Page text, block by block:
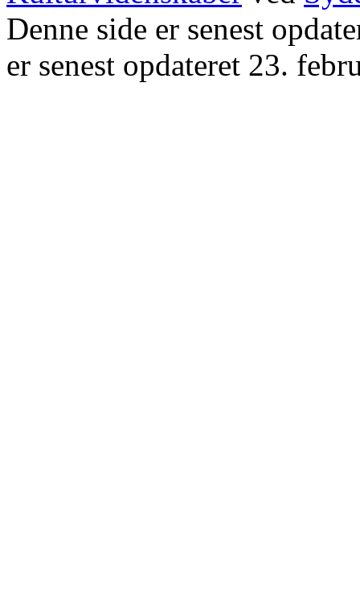
Denne side er senest
er senest opdateret 23.